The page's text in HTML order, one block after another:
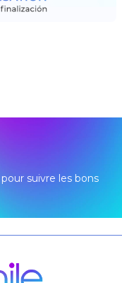
suivre les bons